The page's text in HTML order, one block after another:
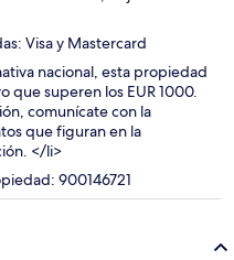
Visa y Mastercard
nacional, esta propiedad
que superen los EUR 1000.
comunícate con la
que figuran en la
</li>
900146721